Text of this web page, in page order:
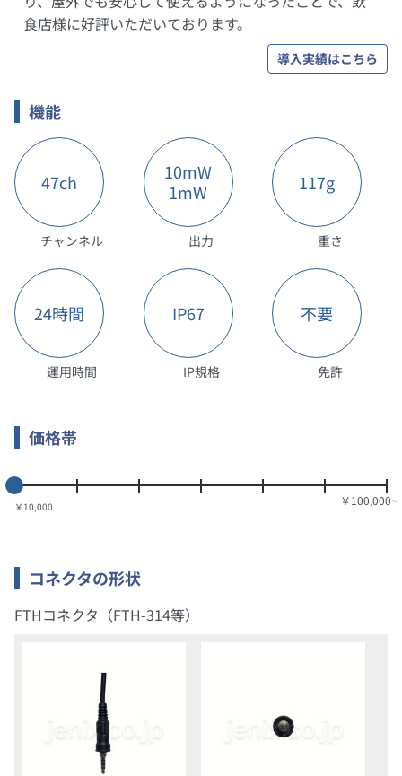
食店様に好評いただいております。
導入実績はこちら
機能
47ch
チャンネル
10mW
1mW
出力
117g
重さ
24時間
運用時間
IP67
IP規格
不要
免許
価格帯
￥10,000
コネクタの形状
FTHコネクタ（FTH-314等）